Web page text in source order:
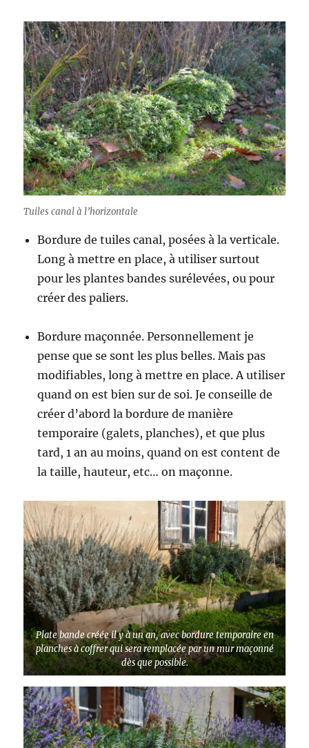
Tuiles canal à l’horizontale
Bordure de tuiles canal, posées à la verticale.
Long à mettre en place, à utiliser surtout
pour les plantes bandes surélevées, ou pour
créer des paliers.
Bordure maçonnée. Personnellement je
pense que se sont les plus belles. Mais pas
modifiables, long à mettre en place. A utiliser
quand on est bien sur de soi. Je conseille de
créer d’abord la bordure de manière
temporaire (galets, planches), et que plus
tard, 1 an au moins, quand on est content de
la taille, hauteur, etc… on maçonne.
Plate bande créée il y à un an, avec bordure temporaire en
planches à coffrer qui sera remplacée par un mur maçonné
dès que possible.